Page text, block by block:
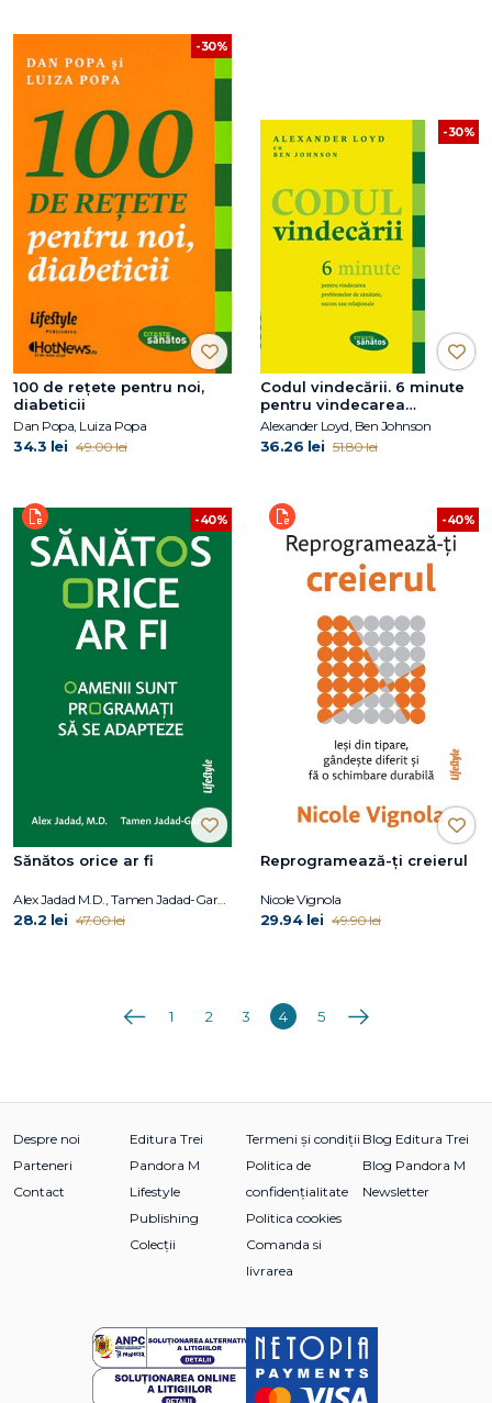
-30%
100 de reţete pentru noi,
diabeticii
Dan Popa, Luiza Popa
34.3 lei 49.00 lei
-30%
Codul vindecării. 6 minute
pentru vindecarea
problemelor de sănătate,
succes sau relaţionale
Alexander Loyd, Ben Johnson
36.26 lei 51.80 lei
-40%
Sănătos orice ar fi
Alex Jadad M.D., Tamen Jadad-Garcia
28.2 lei 47.00 lei
-40%
Reprogramează-ți creierul
Nicole Vignola
29.94 lei 49.90 lei
Anterioara
1 2 3 4 5 Următoarea
Despre noi
Parteneri
Contact
Editura Trei
Pandora M
Lifestyle
Publishing
Colecții
Termeni și condiții
Politica de
confidențialitate
Politica cookies
Comanda si
livrarea
Blog Editura Trei
Blog Pandora M
Newsletter